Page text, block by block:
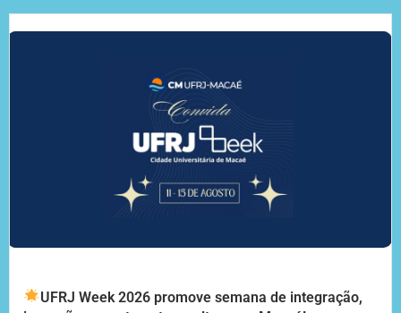
UFRJ Week 2026 promove semana de integração,